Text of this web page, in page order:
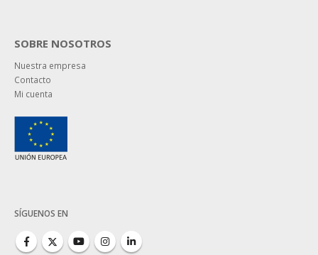
SOBRE NOSOTROS
Nuestra empresa
Contacto
Mi cuenta
SÍGUENOS EN